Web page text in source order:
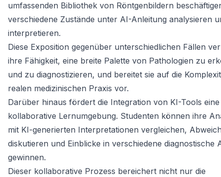
umfassenden Bibliothek von Röntgenbildern
verschiedene Zustände unter AI-Anleitung analysieren
interpretieren.
Diese Exposition gegenüber unterschiedlichen Fällen
ihre Fähigkeit, eine breite Palette von Pathologien zu
und zu diagnostizieren, und bereitet sie auf die
realen medizinischen Praxis vor.
Darüber hinaus fördert die Integration von KI-Tools eine
kollaborative Lernumgebung. Studenten können ihre
mit KI-generierten Interpretationen vergleichen,
diskutieren und Einblicke in verschiedene diagnostische
gewinnen.
Dieser kollaborative Prozess bereichert nicht nur die